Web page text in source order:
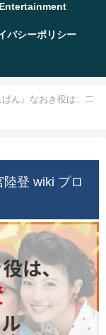
バシーポリシー
ぱん』なおき役は、二
陸登 wiki プロ